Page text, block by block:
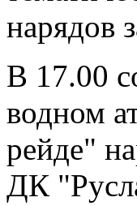
нарядов
В 17.00
водном
рейде"
ДК